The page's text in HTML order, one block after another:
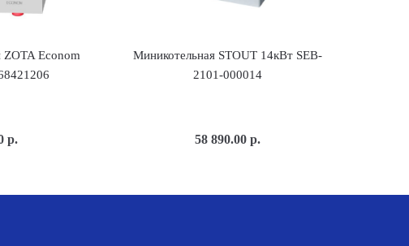
ZOTA Econom
р.
Миникотельная STOUT 14кВт SEB-
2101-000014
58 890.00р.